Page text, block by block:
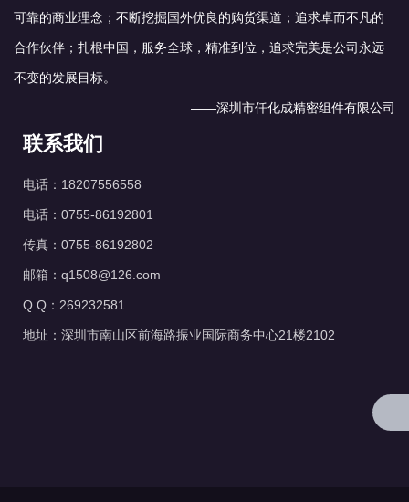
可靠的商业理念；不断挖掘国外优良的购货渠道；追求卓而不凡的
合作伙伴；扎根中国，服务全球，精准到位，追求完美是公司永远
不变的发展目标。
——深圳市仟化成精密组件有限公司
联系我们
电话：18207556558
电话：0755-86192801
传真：0755-86192802
邮箱：q1508@126.com
Q Q：269232581
地址：深圳市南山区前海路振业国际商务中心21楼2102